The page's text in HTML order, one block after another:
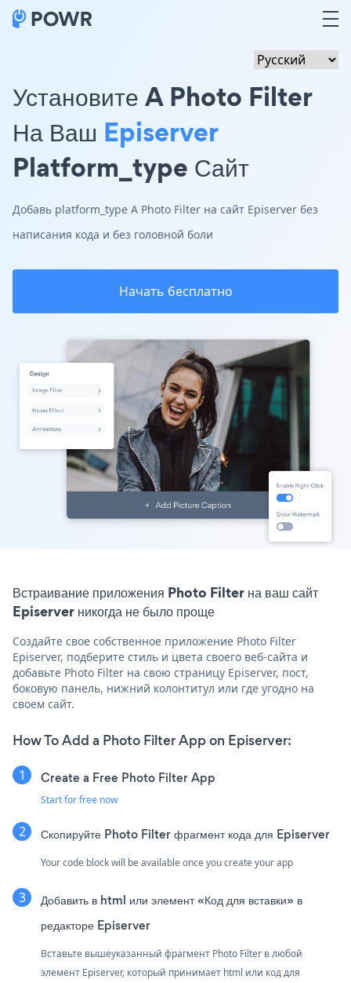
Установите A Photo Filter
На Ваш Episerver
Platform_type Сайт
Добавь platform_type A Photo Filter на сайт Episerver без
написания кода и без головной боли
Начать бесплатно
Встраивание приложения Photo Filter на ваш сайт
Episerver никогда не было проще
Создайте свое собственное приложение Photo Filter
Episerver, подберите стиль и цвета своего веб-сайта и
добавьте Photo Filter на свою страницу Episerver, пост,
боковую панель, нижний колонтитул или где угодно на
своем сайт.
How To Add a Photo Filter App on Episerver:
Create a Free Photo Filter App
Start for free now
Скопируйте Photo Filter фрагмент кода для Episerver
Your code block will be available once you create your app
Добавить в html или элемент «Код для вставки» в
редакторе Episerver
Вставьте вышеуказанный фрагмент Photo Filter в любой
элемент Episerver, который принимает html или код для